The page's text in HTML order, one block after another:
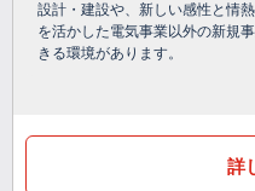
設計・建設や、新しい感性と情
を活かした電気事業以外の新規
きる環境があります。
詳